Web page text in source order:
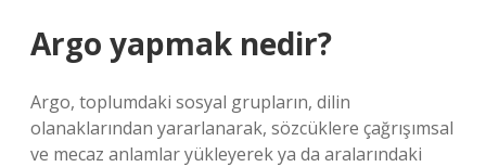
Argo yapmak nedir?
Argo, toplumdaki sosyal grupların, dilin
olanaklarından yararlanarak, sözcüklere çağrışımsal
ve mecaz anlamlar yükleyerek ya da aralarındaki